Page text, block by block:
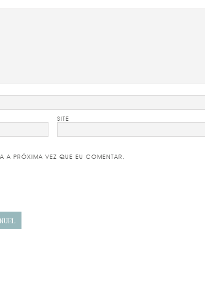
SITE
A PRÓXIMA VEZ QUE EU COMENTAR.